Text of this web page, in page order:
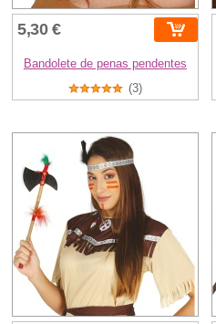
5,30 €
Bandolete de penas pendentes
(3)